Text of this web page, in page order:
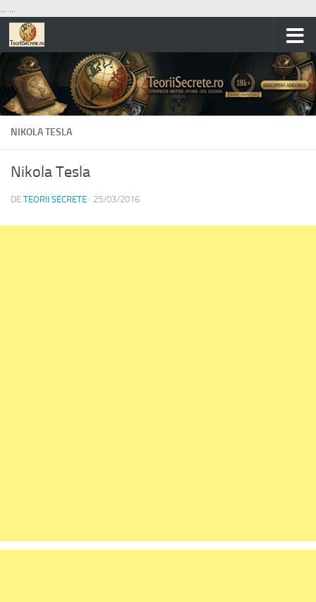
... ...
Skip to content
NIKOLA TESLA
Nikola Tesla
DE TEORII SECRETE · 25/03/2016